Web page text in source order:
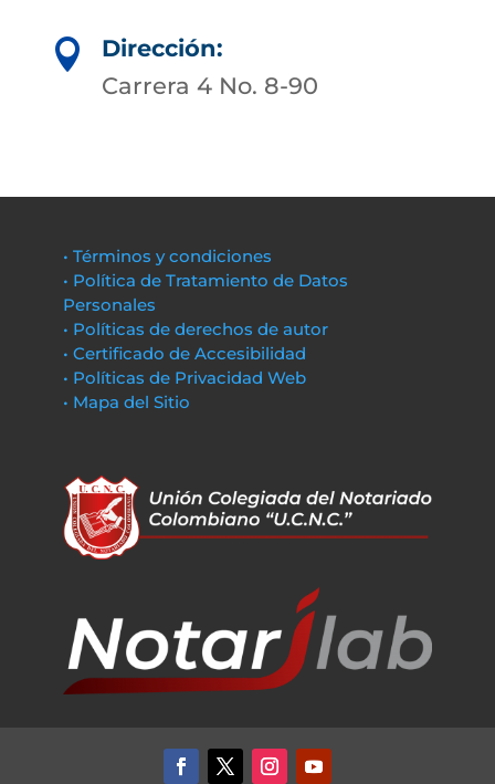

Dirección:
Carrera 4 No. 8-90
• Términos y condiciones
• Política de Tratamiento de Datos
Personales
• Políticas de derechos de autor
• Certificado de Accesibilidad
• Políticas de Privacidad Web
• Mapa del Sitio